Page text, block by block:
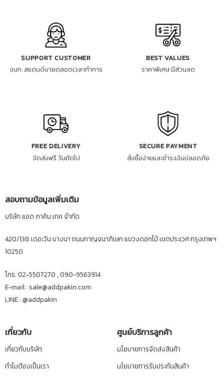
SUPPORT CUSTOMER
จนท. สแตนด์บายตลอดเวลาทำการ
BEST VALUES
ราคาพิเศษ มีส่วนลด
FREE DELIVERY
จัดส่งฟรี วันถัดไป
SECURE PAYMENT
สั่งซื้อง่ายและชำระเงินปลอดภัย
สอบถามข้อมูลเพิ่มเติม
บริษัท แอด ภาคิน เทค จำกัด
420/138 เดอะวัน บางนา ถนนกาญจนาภิเษก แขวงดอกไม้ เขตประเวศ กรุงเทพฯ
10250
โทร. 02-5507270 , 090-9563914
E-mail : sale@addpakin.com
LINE : @addpakin
เกี่ยวกับ
เกี่ยวกับบริษัท
ทำไมต้องเป็นเรา
ศูนย์บริการลูกค้า
นโยบายการจัดส่งสินค้า
นโยบายการรับประกันสินค้า